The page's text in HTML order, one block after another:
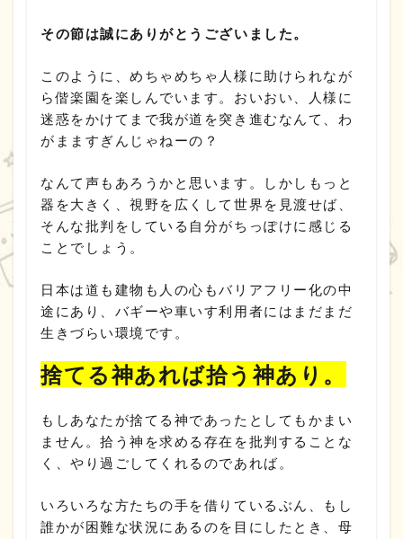
その節は誠にありがとうございました。
このように、めちゃめちゃ人様に助けられなが
ら偕楽園を楽しんでいます。おいおい、人様に
迷惑をかけてまで我が道を突き進むなんて、わ
がまますぎんじゃねーの？
なんて声もあろうかと思います。しかしもっと
器を大きく、視野を広くして世界を見渡せば、
そんな批判をしている自分がちっぽけに感じる
ことでしょう。
日本は道も建物も人の心もバリアフリー化の中
途にあり、バギーや車いす利用者にはまだまだ
生きづらい環境です。
捨てる神あれば拾う神あり。
もしあなたが捨てる神であったとしてもかまい
ません。拾う神を求める存在を批判することな
く、やり過ごしてくれるのであれば。
いろいろな方たちの手を借りているぶん、もし
誰かが困難な状況にあるのを目にしたとき、母